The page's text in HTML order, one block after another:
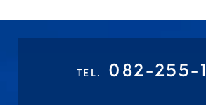
TEL. 082-255-